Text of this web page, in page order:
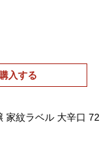
入する
家紋ラベル 大辛口 72